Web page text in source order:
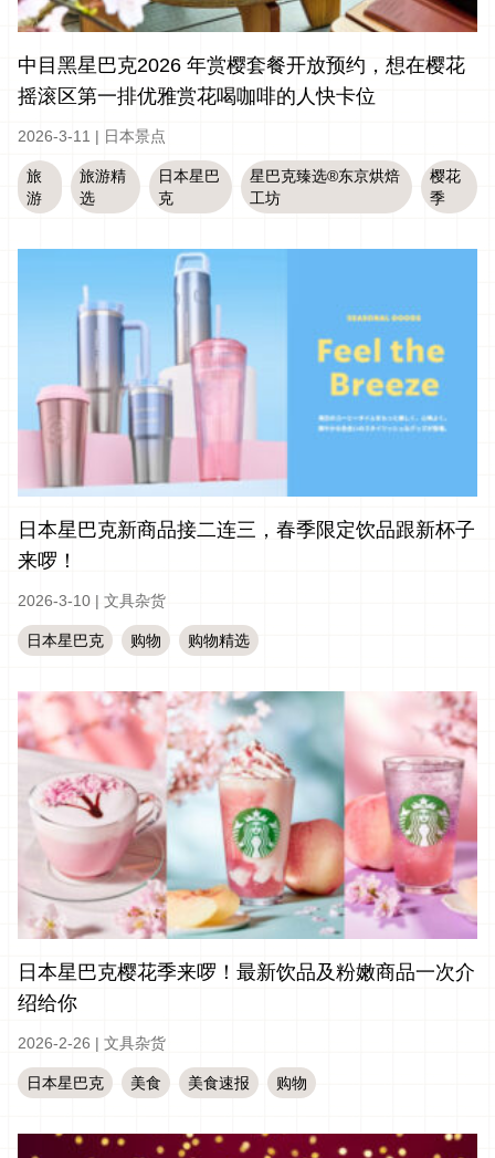
中目黑星巴克2026 年赏樱套餐开放预约，想在樱花
摇滚区第一排优雅赏花喝咖啡的人快卡位
2026-3-11 | 日本景点
旅
游
旅游精
选
日本星巴
克
星巴克臻选®东京烘焙
工坊
樱花
季
日本星巴克新商品接二连三，春季限定饮品跟新杯子
来啰！
2026-3-10 | 文具杂货
日本星巴克 购物 购物精选
日本星巴克樱花季来啰！最新饮品及粉嫩商品一次介
绍给你
2026-2-26 | 文具杂货
日本星巴克 美食 美食速报 购物